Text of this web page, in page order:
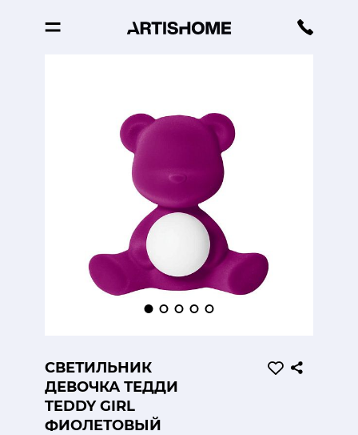
СВЕТИЛЬНИК
ДЕВОЧКА ТЕДДИ
TEDDY GIRL
ФИОЛЕТОВЫЙ